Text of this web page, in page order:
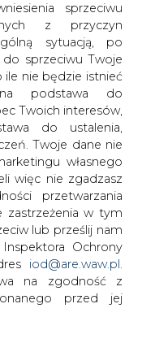
sprzeciwu
z przyczyn
sytuacją, po
sprzeciwu Twoje
nie będzie istnieć
podstawa do
Twoich interesów,
do ustalenia,
Twoje dane nie
własnego
więc nie zgadzasz
przetwarzania
zastrzeżenia w tym
lub prześlij nam
Ochrony
iod@are.waw.pl.
na zgodność z
przed jej
PGE
biznesu, które
dla
30-leciu.
konferencji
po 30
w
w
i Rozwoju.
eksperci, którzy w
się społeczną
60 projektów w
i ogólnopolskie.
rankingu lokalnym,
energetycznemu",
"Dzielimy się